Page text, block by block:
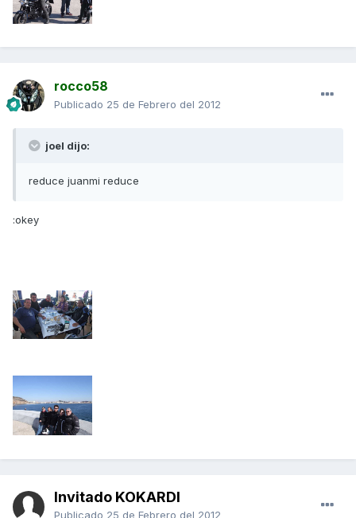
rocco58
Publicado 25 de Febrero del 2012
joel dijo:
reduce juanmi reduce
:okey
Invitado KOKARDI
Publicado 25 de Febrero del 2012